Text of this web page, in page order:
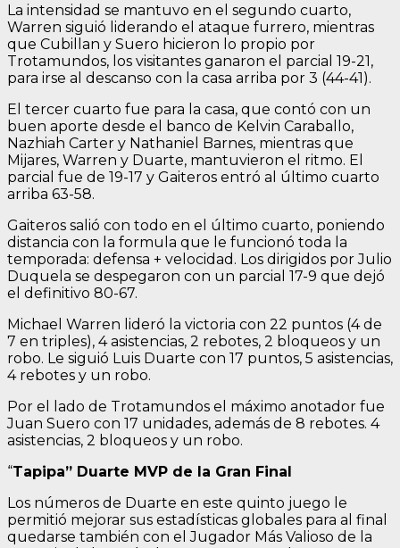
La intensidad se mantuvo en el segundo cuarto,
Warren siguió liderando el ataque furrero, mientras
que Cubillan y Suero hicieron lo propio por
Trotamundos, los visitantes ganaron el parcial 19-21,
para irse al descanso con la casa arriba por 3 (44-41).
El tercer cuarto fue para la casa, que contó con un
buen aporte desde el banco de Kelvin Caraballo,
Nazhiah Carter y Nathaniel Barnes, mientras que
Mijares, Warren y Duarte, mantuvieron el ritmo. El
parcial fue de 19-17 y Gaiteros entró al último cuarto
arriba 63-58.
Gaiteros salió con todo en el último cuarto, poniendo
distancia con la formula que le funcionó toda la
temporada: defensa + velocidad. Los dirigidos por Julio
Duquela se despegaron con un parcial 17-9 que dejó
el definitivo 80-67.
Michael Warren lideró la victoria con 22 puntos (4 de
7 en triples), 4 asistencias, 2 rebotes, 2 bloqueos y un
robo. Le siguió Luis Duarte con 17 puntos, 5 asistencias,
4 rebotes y un robo.
Por el lado de Trotamundos el máximo anotador fue
Juan Suero con 17 unidades, además de 8 rebotes. 4
asistencias, 2 bloqueos y un robo.
“Tapipa” Duarte MVP de la Gran Final
Los números de Duarte en este quinto juego le
permitió mejorar sus estadísticas globales para al final
quedarse también con el Jugador Más Valioso de la